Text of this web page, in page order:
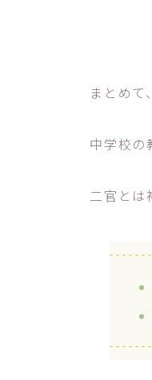
まとめて
中学校の
二官とは